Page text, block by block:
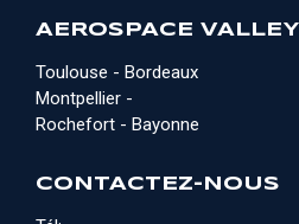
AEROSPACE VALLEY
Toulouse - Bordeaux
Montpellier -
Rochefort - Bayonne
CONTACTEZ-NOUS